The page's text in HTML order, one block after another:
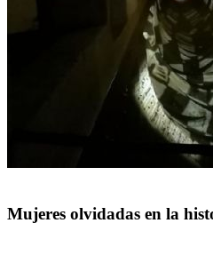
Mujeres olvidadas en la